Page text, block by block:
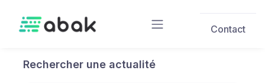
Contact
Rechercher une actualité